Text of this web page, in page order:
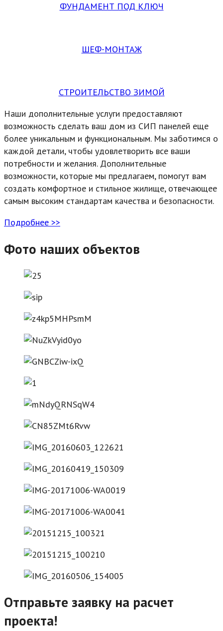
ФУНДАМЕНТ ПОД КЛЮЧ
ШЕФ-МОНТАЖ
СТРОИТЕЛЬСТВО ЗИМОЙ
Наши дополнительные услуги предоставляют
возможность сделать ваш дом из СИП панелей еще
более уникальным и функциональным. Мы заботимся о
каждой детали, чтобы удовлетворить все ваши
потребности и желания. Дополнительные
возможности, которые мы предлагаем, помогут вам
создать комфортное и стильное жилище, отвечающее
самым высоким стандартам качества и безопасности.
Подробнее >>
Фото наших объектов
Отправьте заявку на расчет
проекта!